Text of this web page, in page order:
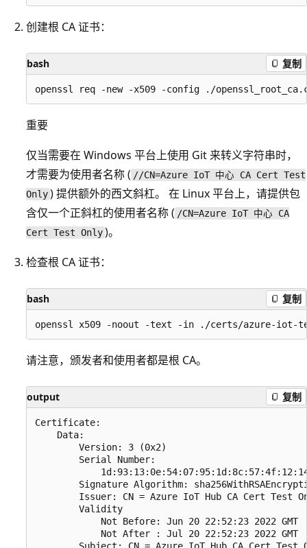
创建根 CA 证书：
bash 复制
重要
仅当需要在 Windows 平台上使用 Git 来转义字符串时，
才需要为使用者名称 ( //CN=Azure IoT 中心 CA Cert Test
Only) 提供额外的西文斜杠。 在 Linux 平台上，请提供包
含仅一个正斜杠的使用者名称 ( /CN=Azure IoT 中心 CA
Cert Test Only)。
检查根 CA 证书：
bash 复制
请注意，颁发者和使用者都是根 CA。
output 复制
Certificate:
    Data:
        Version: 3 (0x2)
        Serial Number:
Signature Algorithm:
Issuer: CN = Azure IoT Hub CA Cert Test
        Validity
            Not Before: Jun 20 22:52:23 2022 GMT
            Not After : Jul 20 22:52:23 2022 GMT